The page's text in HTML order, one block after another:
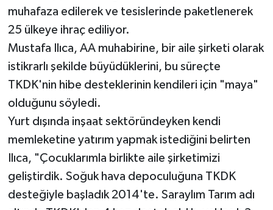
muhafaza edilerek ve tesislerinde paketlenerek
25 ülkeye ihraç ediliyor.
Mustafa Ilıca, AA muhabirine, bir aile şirketi olarak
istikrarlı şekilde büyüdüklerini, bu süreçte
TKDK'nin hibe desteklerinin kendileri için "maya"
olduğunu söyledi.
Yurt dışında inşaat sektöründeyken kendi
memleketine yatırım yapmak istediğini belirten
Ilıca, "Çocuklarımla birlikte aile şirketimizi
geliştirdik. Soğuk hava depoculuğuna TKDK
desteğiyle başladık 2014'te. Saraylım Tarım adı